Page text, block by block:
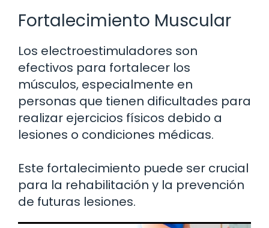
Fortalecimiento Muscular
Los electroestimuladores son
efectivos para fortalecer los
músculos, especialmente en
personas que tienen dificultades para
realizar ejercicios físicos debido a
lesiones o condiciones médicas.
Este fortalecimiento puede ser crucial
para la rehabilitación y la prevención
de futuras lesiones.